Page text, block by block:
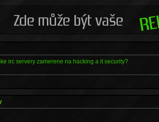
irc servery zamerene na hacking a it security?